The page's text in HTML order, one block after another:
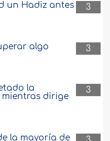
3
un Hadiz antes
3
algo
3
la
dirige
la mayoría de